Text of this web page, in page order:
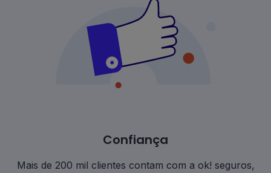
Confiança
Mais de 200 mil clientes contam com a ok! seguros,